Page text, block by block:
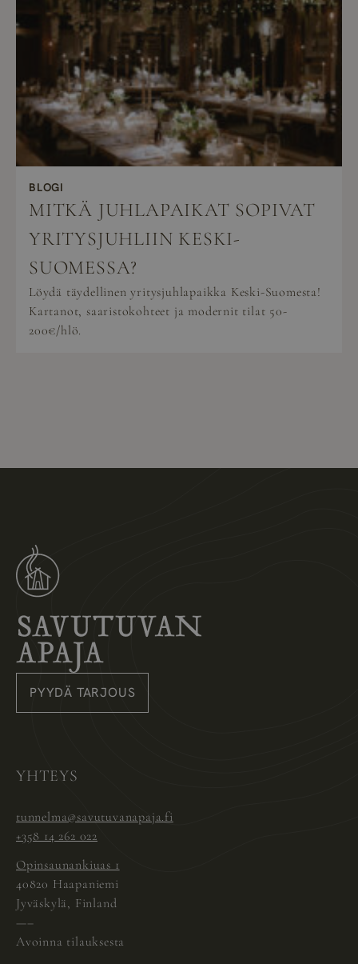
BLOGI
MITKÄ JUHLAPAIKAT SOPIVAT
YRITYSJUHLIIN KESKI-
SUOMESSA?
Löydä täydellinen yritysjuhlapaikka Keski-Suomesta!
Kartanot, saaristokohteet ja modernit tilat 50-
200€/hlö.
PYYDÄ TARJOUS
YHTEYS
tunnelma@savutuvanapaja.fi
+358 14 262 022
Opinsaunankiuas 1
40820 Haapaniemi
Jyväskylä, Finland
—–
Avoinna tilauksesta